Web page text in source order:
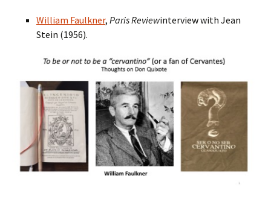
William Faulkner, Paris Reviewinterview with Jean
Stein (1956).